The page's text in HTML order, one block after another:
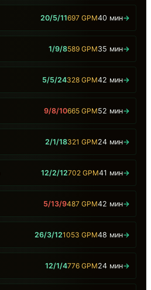
20/5/11697 GPM40 мин→
1/9/8589 GPM35 мин→
5/5/24328 GPM42 мин→
9/8/10665 GPM52 мин→
2/1/18321 GPM24 мин→
12/2/12702 GPM41 мин→
5/13/9487 GPM42 мин→
26/3/121053 GPM48 мин→
12/1/4776 GPM24 мин→